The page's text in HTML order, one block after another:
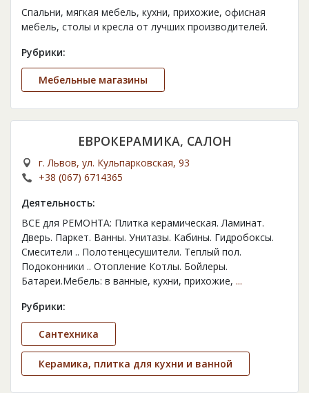
Спальни, мягкая мебель, кухни, прихожие, офисная
мебель, столы и кресла от лучших производителей.
Рубрики:
Мебельные магазины
ЕВРОКЕРАМИКА, САЛОН
г. Львов, ул. Кульпарковская, 93
+38 (067) 6714365
Деятельность:
ВСЕ для РЕМОНТА: Плитка керамическая. Ламинат.
Дверь. Паркет. Ванны. Унитазы. Кабины. Гидробоксы.
Смесители .. Полотенцесушители. Теплый пол.
Подоконники .. Отопление Котлы. Бойлеры.
Батареи.Мебель: в ванные, кухни, прихожие, ...
Рубрики:
Сантехника
Керамика, плитка для кухни и ванной